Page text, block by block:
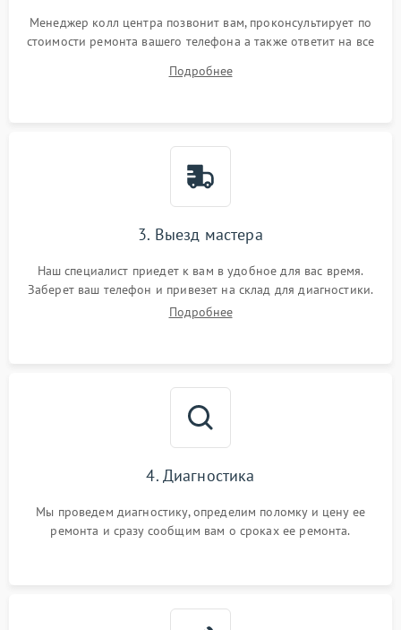
Менеджер колл центра позвонит вам, проконсультирует по
стоимости ремонта вашего телефона а также ответит на все
Подробнее
3. Выезд мастера
Наш специалист приедет к вам в удобное для вас время.
Заберет ваш телефон и привезет на склад для диагностики.
Подробнее
4. Диагностика
Мы проведем диагностику, определим поломку и цену ее
ремонта и сразу сообщим вам о сроках ее ремонта.